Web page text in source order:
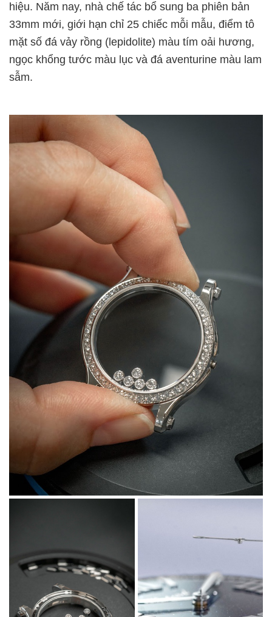
hiệu. Năm nay, nhà chế tác bổ sung ba phiên bản
33mm mới, giới hạn chỉ 25 chiếc mỗi mẫu, điểm tô
mặt số đá vảy rồng (lepidolite) màu tím oải hương,
ngọc khổng tước màu lục và đá aventurine màu lam
sẫm.